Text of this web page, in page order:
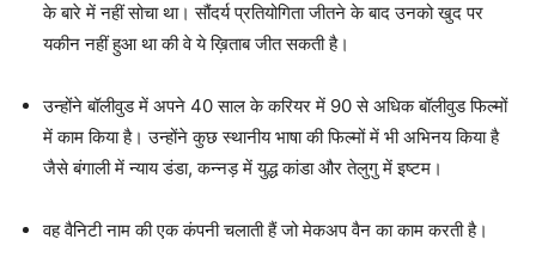
के बारे में नहीं सोचा था। सौंदर्य प्रतियोगिता जीतने के बाद उनको खुद पर
यकीन नहीं हुआ था की वे ये ख़िताब जीत सकती है।
उन्होंने बॉलीवुड में अपने 40 साल के करियर में 90 से अधिक बॉलीवुड फिल्मों
में काम किया है। उन्होंने कुछ स्थानीय भाषा की फिल्मों में भी अभिनय किया है
जैसे बंगाली में न्याय डंडा, कन्नड़ में युद्ध कांडा और तेलुगु में इष्टम।
वह वैनिटी नाम की एक कंपनी चलाती हैं जो मेकअप वैन का काम करती है।